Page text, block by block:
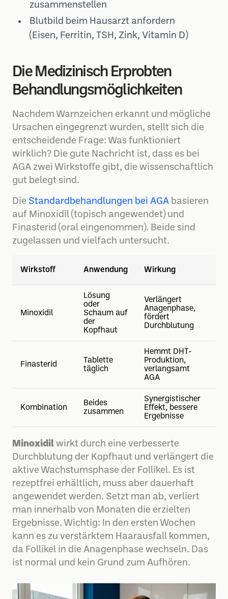
zusammenstellen
Blutbild beim Hausarzt anfordern
(Eisen, Ferritin, TSH, Zink, Vitamin D)
Die Medizinisch Erprobten
Behandlungsmöglichkeiten
Nachdem Warnzeichen erkannt und mögliche
Ursachen eingegrenzt wurden, stellt sich die
entscheidende Frage: Was funktioniert
wirklich? Die gute Nachricht ist, dass es bei
AGA zwei Wirkstoffe gibt, die wissenschaftlich
gut belegt sind.
Die Standardbehandlungen bei AGA basieren
auf Minoxidil (topisch angewendet) und
Finasterid (oral eingenommen). Beide sind
zugelassen und vielfach untersucht.
Wirkstoff Anwendung Wirkung
Minoxidil
Lösung
oder
Schaum auf
der
Kopfhaut
Verlängert
Anagenphase,
fördert
Durchblutung
Finasterid
Tablette
täglich
Hemmt DHT-
Produktion,
verlangsamt
AGA
Kombination
Beides
zusammen
Synergistischer
Effekt, bessere
Ergebnisse
Minoxidil wirkt durch eine verbesserte
Durchblutung der Kopfhaut und verlängert die
aktive Wachstumsphase der Follikel. Es ist
rezeptfrei erhältlich, muss aber dauerhaft
angewendet werden. Setzt man ab, verliert
man innerhalb von Monaten die erzielten
Ergebnisse. Wichtig: In den ersten Wochen
kann es zu verstärktem Haarausfall kommen,
da Follikel in die Anagenphase wechseln. Das
ist normal und kein Grund zum Aufhören.